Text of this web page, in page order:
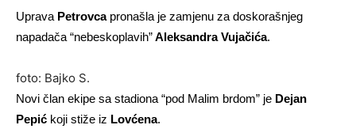
Uprava Petrovcapronašla je zamjenu za doskorašnjeg
napadača “nebeskoplavih”Aleksandra Vujačića.
foto: Bajko S.
Novi član ekipe sa stadiona “pod Malim brdom” je Dejan
Pepić koji stiže iz Lovćena.